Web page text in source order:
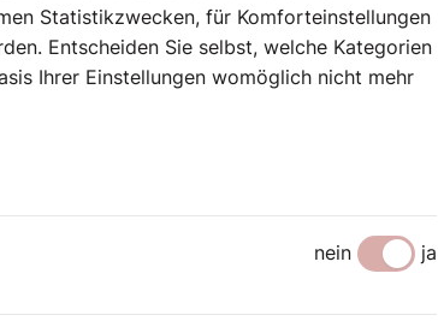
an die
1,15).
es
Statistikzwecken, für Komforteinstellungen
Entscheiden Sie selbst, welche Kategorien
Ihrer Einstellungen womöglich nicht mehr
nein ja